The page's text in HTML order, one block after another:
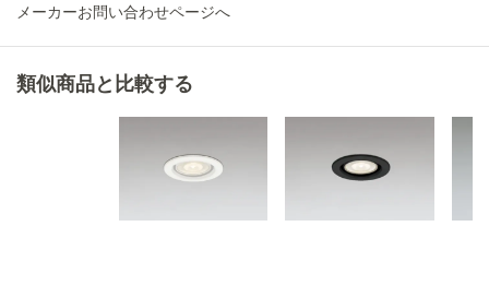
メーカーお問い合わせページへ
類似商品と比較する